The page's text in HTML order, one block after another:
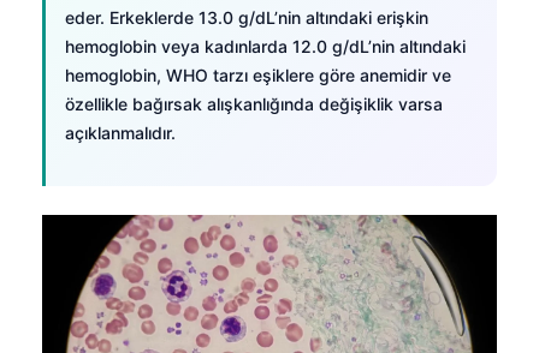
eder. Erkeklerde 13.0 g/dL’nin altındaki erişkin
hemoglobin veya kadınlarda 12.0 g/dL’nin altındaki
hemoglobin, WHO tarzı eşiklere göre anemidir ve
özellikle bağırsak alışkanlığında değişiklik varsa
açıklanmalıdır.
Čeština
ქართული
Русский
Lietuvių kalba
한국어
Slovenščina
Magyar
Shqip